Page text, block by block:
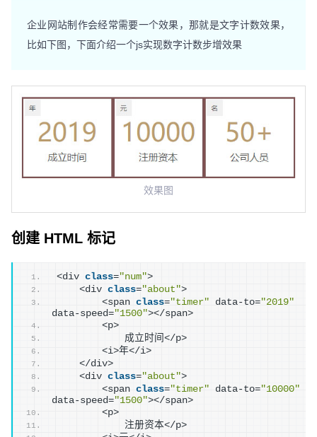
企业网站制作会经常需要一个效果，那就是文字计数效果，
比如下图，下面介绍一个js实现数字计数步增效果
效果图
创建 HTML 标记
<div class="num">
    <div
class="about">
        <span
class="timer" data-to="2019"
data-speed="1500"></span>
        <p>
            成立时间</p>
        <i>年</i>
    </div>
    <div
class="about">
        <span
class="timer" data-to="10000"
data-speed="1500"></span>
        <p>
            注册资本</p>